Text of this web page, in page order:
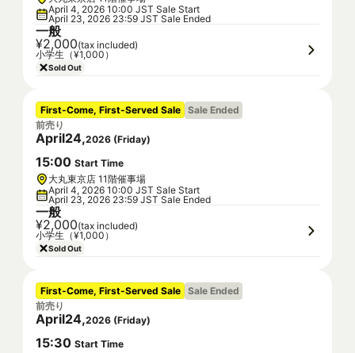
April 4, 2026 10:00 JST Sale Start
April 23, 2026 23:59 JST Sale Ended
一般
¥2,000(tax included)
小学生（¥1,000）
Sold Out
First-Come, First-Served Sale Sale Ended
前売り
April24,2026 (Friday)
15:00 Start Time
大丸東京店 11階催事場
April 4, 2026 10:00 JST Sale Start
April 23, 2026 23:59 JST Sale Ended
一般
¥2,000(tax included)
小学生（¥1,000）
Sold Out
First-Come, First-Served Sale Sale Ended
前売り
April24,2026 (Friday)
15:30 Start Time